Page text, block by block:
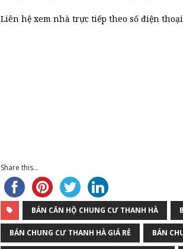
Liên hệ xem nhà trực tiếp theo số điện thoại
Share this...
BÁN CĂN HỘ CHUNG CƯ THANH HÀ
BÁN CHUNG CƯ THANH HÀ GIÁ RẺ BÁN